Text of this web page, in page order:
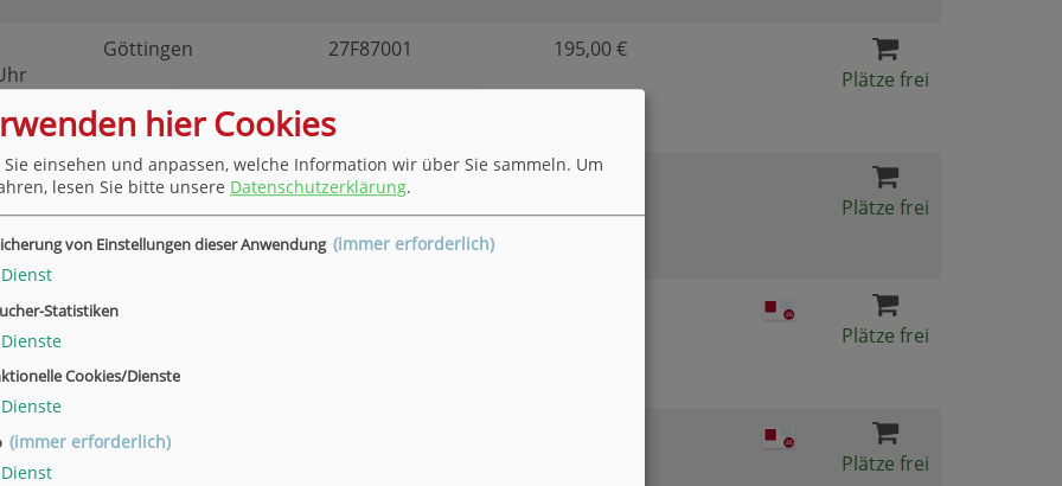
Göttingen 27F87001
195,00 €
Plätze frei
Göttingen 27F87004
195,00 €
Plätze frei
Göttingen
Plätze frei
Göttingen
Plätze frei
hier Cookies
einsehen und anpassen, welche Information wir über Sie sammeln. Um
lesen Sie bitte unsere Datenschutzerklärung.
von Einstellungen dieser Anwendung (immer erforderlich)
Dienst
Statistiken
Dienste
Cookies/Dienste
Dienste
(immer erforderlich)
Dienst